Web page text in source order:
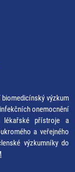
výzkum
onemocnění
lékařské přístroje a
a veřejného
výzkumníky do